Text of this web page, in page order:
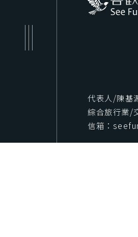
代表人/陳
綜合旅行業/
信箱：